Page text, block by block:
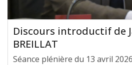
Discours introductif de
BREILLAT
Séance plénière du 13 avril